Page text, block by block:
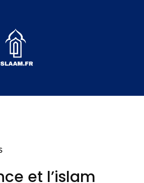
et l’islam